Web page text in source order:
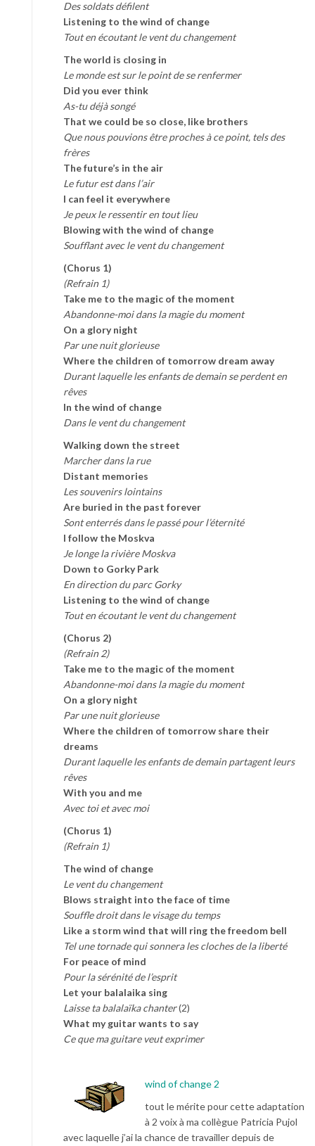
Des soldats défilent
Listening to the wind of change
Tout en écoutant le vent du changement
The world is closing in
Le monde est sur le point de se renfermer
Did you ever think
As-tu déjà songé
That we could be so close, like brothers
Que nous pouvions être proches à ce point, tels des
frères
The future’s in the air
Le futur est dans l’air
I can feel it everywhere
Je peux le ressentir en tout lieu
Blowing with the wind of change
Soufflant avec le vent du changement
(Chorus 1)
(Refrain 1)
Take me to the magic of the moment
Abandonne-moi dans la magie du moment
On a glory night
Par une nuit glorieuse
Where the children of tomorrow dream away
Durant laquelle les enfants de demain se perdent en
rêves
In the wind of change
Dans le vent du changement
Walking down the street
Marcher dans la rue
Distant memories
Les souvenirs lointains
Are buried in the past forever
Sont enterrés dans le passé pour l’éternité
I follow the Moskva
Je longe la rivière Moskva
Down to Gorky Park
En direction du parc Gorky
Listening to the wind of change
Tout en écoutant le vent du changement
(Chorus 2)
(Refrain 2)
Take me to the magic of the moment
Abandonne-moi dans la magie du moment
On a glory night
Par une nuit glorieuse
Where the children of tomorrow share their
dreams
Durant laquelle les enfants de demain partagent leurs
rêves
With you and me
Avec toi et avec moi
(Chorus 1)
(Refrain 1)
The wind of change
Le vent du changement
Blows straight into the face of time
Souffle droit dans le visage du temps
Like a storm wind that will ring the freedom bell
Tel une tornade qui sonnera les cloches de la liberté
For peace of mind
Pour la sérénité de l’esprit
Let your balalaika sing
Laisse ta balalaïka chanter(2)
What my guitar wants to say
Ce que ma guitare veut exprimer
wind of change 2
tout le mérite pour cette adaptation
à 2 voix à ma collègue Patricia Pujol
avec laquelle j’ai la chance de travailler depuis de